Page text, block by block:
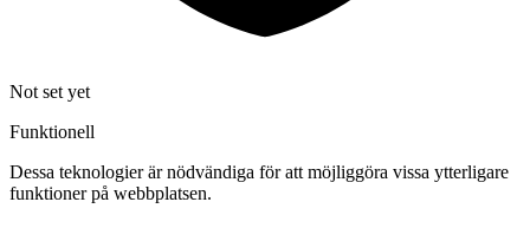
Not set yet
Funktionell
Dessa teknologier är nödvändiga för att möjliggöra vissa ytterligare
funktioner på webbplatsen.